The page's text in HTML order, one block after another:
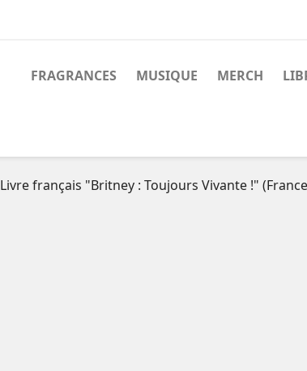
FRAGRANCES MUSIQUE MERCH
Livre français "Britney : Toujours Vivante !"